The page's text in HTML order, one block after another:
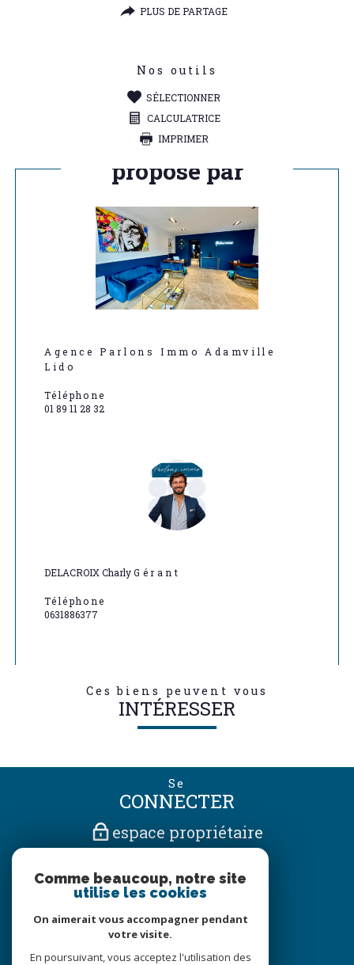
PLUS DE PARTAGE
Nos outils
SÉLECTIONNER
CALCULATRICE
IMPRIMER
Ce bien vous est
proposé par
Agence Parlons Immo Adamville
Lido
Téléphone
01 89 11 28 32
DELACROIX CharlyGérant
Téléphone
0631886377
Ces biens peuvent vous
INTÉRESSER
Se
CONNECTER
espace propriétaire
SUIVRE
Nous
Comme beaucoup, notre site
utilise les cookies
On aimerait vous accompagner pendant
votre visite.
En poursuivant, vous acceptez l'utilisation des